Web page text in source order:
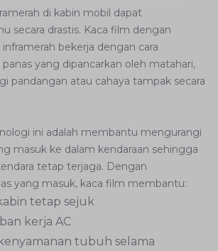
di kabin mobil dapat
secara drastis. Kaca film dengan
bekerja dengan cara
yang dipancarkan oleh matahari,
pandangan atau cahaya tampak secara
ini adalah membantu mengurangi
masuk ke dalam kendaraan sehingga
tetap terjaga. Dengan
yang masuk, kaca film membantu:
tetap sejuk
kerja AC
tubuh selama